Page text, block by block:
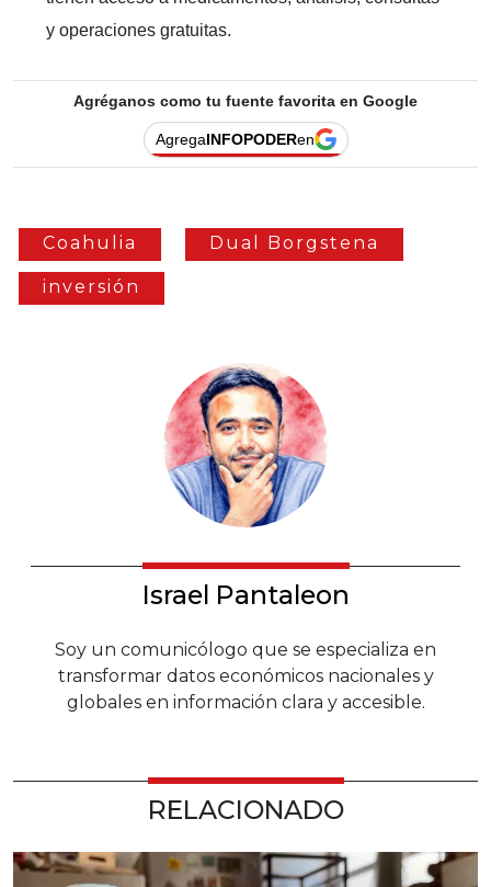
y operaciones gratuitas.
Agréganos como tu fuente favorita en Google
AgregaINFOPODERen
Coahulia Dual Borgstena
inversión
Israel Pantaleon
Soy un comunicólogo que se especializa en
transformar datos económicos nacionales y
globales en información clara y accesible.
RELACIONADO